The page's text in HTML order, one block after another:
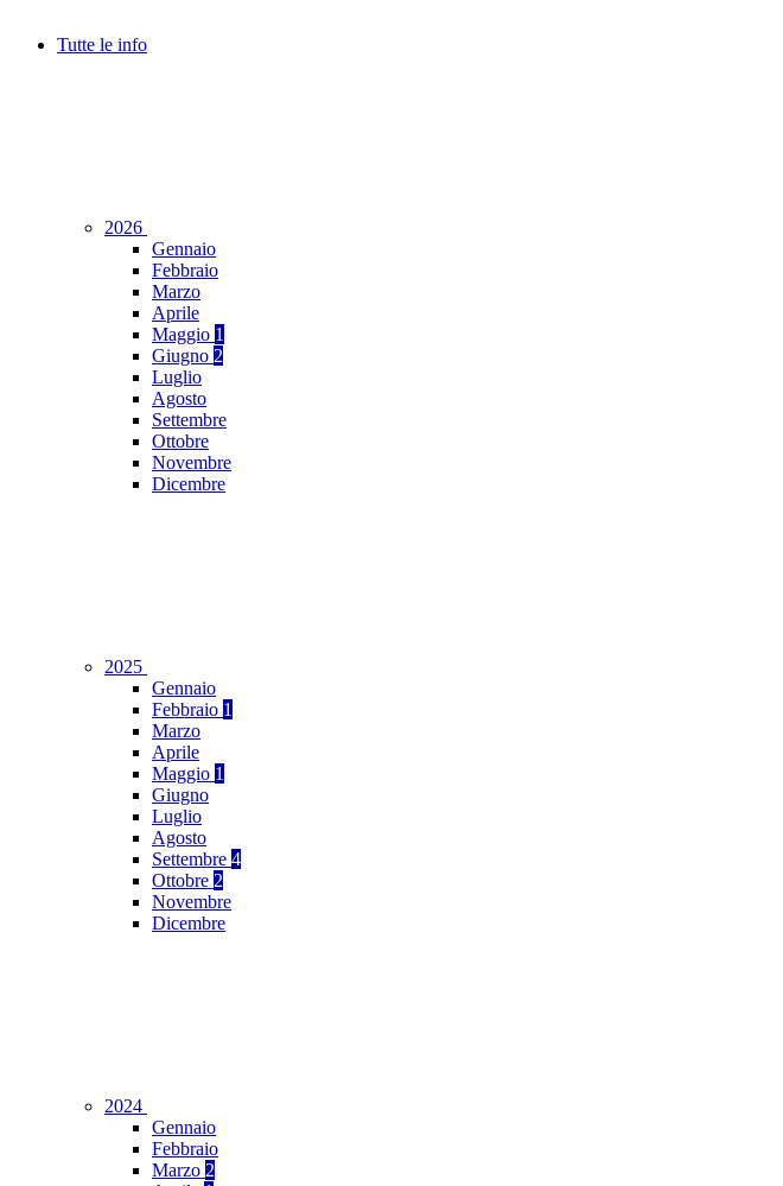
Tutte le info
2026
Gennaio
Febbraio
Marzo
Aprile
Maggio 1
Giugno 2
Luglio
Agosto
Settembre
Ottobre
Novembre
Dicembre
2025
Gennaio
Febbraio 1
Marzo
Aprile
Maggio 1
Giugno
Luglio
Agosto
Settembre 4
Ottobre 2
Novembre
Dicembre
2024
Gennaio
Febbraio
Marzo 2